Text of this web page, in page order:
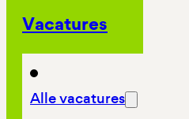
Vacatures
Alle vacatures